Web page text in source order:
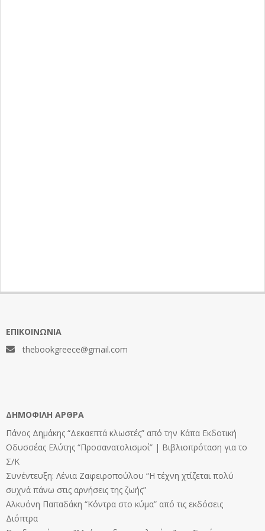
ΕΠΙΚΟΙΝΩΝΊΑ
thebookgreece@gmail.com
ΔΗΜΟΦΙΛΉ ΆΡΘΡΑ
Πάνος Δημάκης “Δεκαεπτά κλωστές” από την Κάπα Εκδοτική
Οδυσσέας Ελύτης “Προσανατολισμοί” | Βιβλιοπρόταση για το
Σ/Κ
Συνέντευξη: Λένια Ζαφειροπούλου “Η τέχνη χτίζεται πολύ
συχνά πάνω στις αρνήσεις της ζωής”
Αλκυόνη Παπαδάκη “Κόντρα στο κύμα” από τις εκδόσεις
Διόπτρα